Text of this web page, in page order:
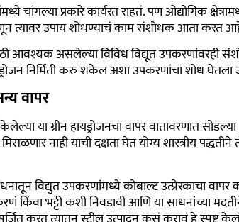
चांगल्या प्रकारे कार्यरत राहतं. पण ओद्योगिक
त्यावर उपाय शोधण्याचं काम संशोधक आता करत
आवश्यक असलेल्या विविध विद्यूत
निर्मिती करु शकेल अशा उपकरणांचा शोध
वापर
या ग्रीन हायड्रोजनचा वापर वातावरणात
नाही याची दक्षता घेत योग्य शास्त्रीय पद्धतीने
विद्युत उपकरणांमध्ये कोबाल्ट उत्प्रेरकाचा
किंवा भट्टी कशी निवडावी आणि या साधनांच्या